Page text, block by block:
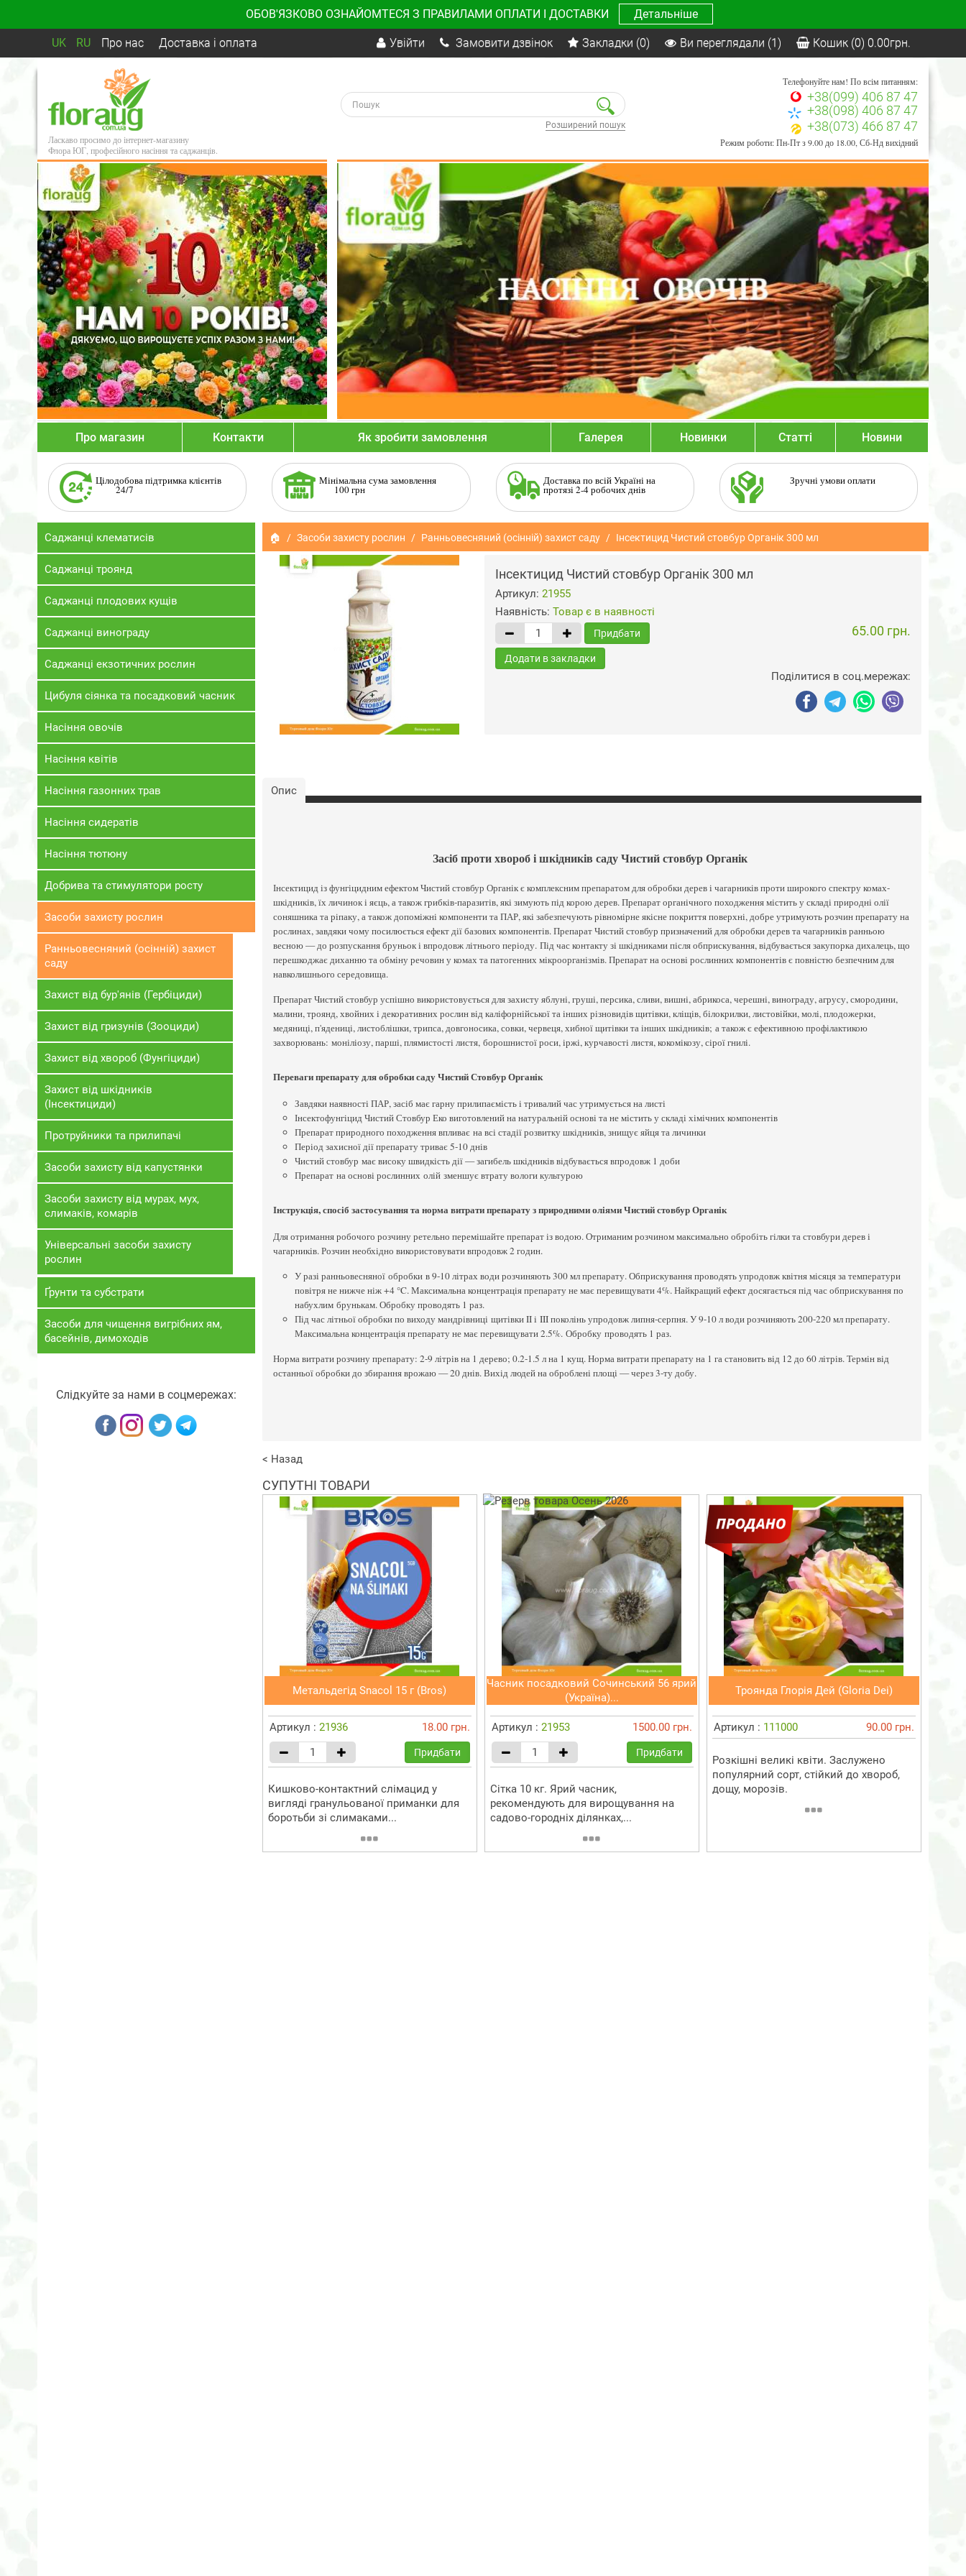
ОБОВ'ЯЗКОВО ОЗНАЙОМТЕСЯ З ПРАВИЛАМИ ОПЛАТИ І ДОСТАВКИ Детальніше
UK RU Про нас Доставка і оплата Увійти Замовити дзвінок Закладки (0) Ви переглядали (1) Кошик (0) 0.00грн.
Ласкаво просимо до інтернет-магазину
Флора ЮГ, професійного насіння та саджанців.
Розширений пошук
Телефонуйте нам! По всім питанням:
+38(099) 406 87 47
+38(098) 406 87 47
+38(073) 466 87 47
Режим роботи: Пн-Пт з 9.00 до 18.00, Сб-Нд вихідний
Про магазин Контакти Як зробити замовлення Галерея Новинки Статті Новини
Цілодобова підтримка клієнтів
24/7
Мінімальна сума замовлення
100 грн
Доставка по всій Україні на
протязі 2-4 робочих днів
Зручні умови оплати
Саджанці клематисів
Саджанці троянд
Саджанці плодових кущів
Саджанці винограду
Саджанці екзотичних рослин
Цибуля сіянка та посадковий часник
Насіння овочів
Насіння квітів
Насіння газонних трав
Насіння сидератів
Насіння тютюну
Добрива та стимулятори росту
Засоби захисту рослин
Ранньовесняний (осінній) захист
саду
Захист від бур'янів (Гербіциди)
Захист від гризунів (Зооциди)
Захист від хвороб (Фунгіциди)
Захист від шкідників
(Інсектициди)
Протруйники та прилипачі
Засоби захисту від капустянки
Засоби захисту від мурах, мух,
слимаків, комарів
Універсальні засоби захисту
рослин
Ґрунти та субстрати
Засоби для чищення вигрібних ям,
басейнів, димоходів
Слідкуйте за нами в соцмережах:
🏠 Засоби захисту рослин Ранньовесняний (осінній) захист саду Інсектицид Чистий стовбур Органік 300 мл
Інсектицид Чистий стовбур Органік 300 мл
Артикул: 21955
Наявність: Товар є в наявності
Придбати 65.00 грн.
Додати в закладки
Поділитися в соц.мережах:
Опис
Засіб проти хвороб і шкідників саду Чистий стовбур Органік
Інсектицид із фунгіцидним ефектом Чистий стовбур Органік є комплексним препаратом для обробки дерев і чагарників проти широкого спектру комах-
шкідників, їх личинок і яєць, а також грибків-паразитів, які зимують під корою дерев. Препарат органічного походження містить у складі природні олії
соняшника та ріпаку, а також допоміжні компоненти та ПАР, які забезпечують рівномірне якісне покриття поверхні, добре утримують розчин препарату на
рослинах, завдяки чому посилюється ефект дії базових компонентів. Препарат Чистий стовбур призначений для обробки дерев та чагарників ранньою
весною — до розпускання бруньок і впродовж літнього періоду. Під час контакту зі шкідниками після обприскування, відбувається закупорка дихалець, що
перешкоджає диханню та обміну речовин у комах та патогенних мікроорганізмів. Препарат на основі рослинних компонентів є повністю безпечним для
навколишнього середовища.
Препарат Чистий стовбур успішно використовується для захисту яблуні, груші, персика, сливи, вишні, абрикоса, черешні, винограду, агрусу, смородини,
малини, троянд, хвойних і декоративних рослин від каліфорнійської та інших різновидів щитівки, кліщів, білокрилки, листовійки, молі, плодожерки,
медяниці, п'ядениці, листоблішки, трипса, довгоносика, совки, червеця, хибної щитівки та інших шкідників; а також є ефективною профілактикою
захворювань: моніліозу, парші, плямистості листя, борошнистої роси, іржі, курчавості листя, кокомікозу, сірої гнилі.
Переваги препарату для обробки саду Чистий Стовбур Органік
Завдяки наявності ПАР, засіб має гарну прилипаємість і тривалий час утримується на листі
Інсектофунгіцид Чистий Стовбур Еко виготовлений на натуральній основі та не містить у складі хімічних компонентів
Препарат природного походження впливає на всі стадії розвитку шкідників, знищує яйця та личинки
Період захисної дії препарату триває 5-10 днів
Чистий стовбур має високу швидкість дії — загибель шкідників відбувається впродовж 1 доби
Препарат на основі рослинних олій зменшує втрату вологи культурою
Інструкція, спосіб застосування та норма витрати препарату з природними оліями Чистий стовбур Органік
Для отримання робочого розчину ретельно перемішайте препарат із водою. Отриманим розчином максимально обробіть гілки та стовбури дерев і
чагарників. Розчин необхідно використовувати впродовж 2 годин.
У разі ранньовесняної обробки в 9-10 літрах води розчиняють 300 мл препарату. Обприскування проводять упродовж квітня місяця за температури
повітря не нижче ніж +4 °C. Максимальна концентрація препарату не має перевищувати 4%. Найкращий ефект досягається під час обприскування по
набухлим брунькам. Обробку проводять 1 раз.
Під час літньої обробки по виходу мандрівниці щитівки II і III поколінь упродовж липня-серпня. У 9-10 л води розчиняють 200-220 мл препарату.
Максимальна концентрація препарату не має перевищувати 2.5%. Обробку проводять 1 раз.
Норма витрати розчину препарату: 2-9 літрів на 1 дерево; 0.2-1.5 л на 1 кущ. Норма витрати препарату на 1 га становить від 12 до 60 літрів. Термін від
останньої обробки до збирання врожаю — 20 днів. Вихід людей на оброблені площі — через 3-ту добу.
< Назад
СУПУТНІ ТОВАРИ
Метальдегід Snacol 15 г (Bros)
Артикул : 21936 18.00 грн.
Придбати
Кишково-контактний слімацид у
вигляді гранульованої приманки для
боротьби зі слимаками...
Часник посадковий Сочинський 56 ярий
(Україна)...
Артикул : 21953 1500.00 грн.
Придбати
Сітка 10 кг. Ярий часник,
рекомендують для вирощування на
садово-городніх ділянках,...
Троянда Глорія Дей (Gloria Dei)
Артикул : 111000 90.00 грн.
Розкішні великі квіти. Заслужено
популярний сорт, стійкий до хвороб,
дощу, морозів.